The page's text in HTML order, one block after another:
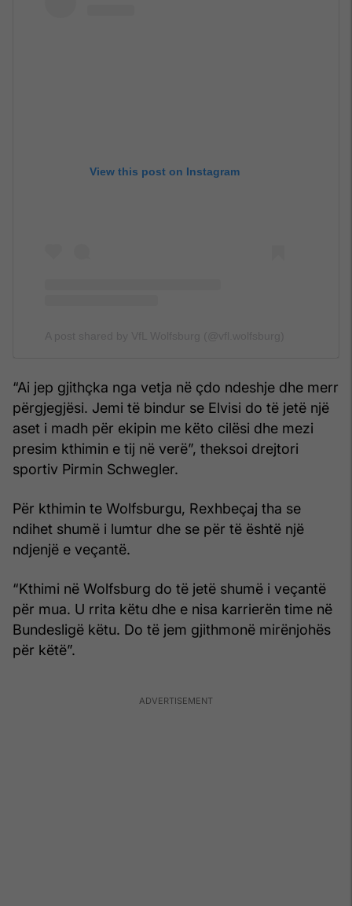
View this post on Instagram
“Ai jep gjithçka nga vetja në çdo ndeshje dhe merr
përgjegjësi. Jemi të bindur se Elvisi do të jetë një
aset i madh për ekipin me këto cilësi dhe mezi
presim kthimin e tij në verë”, theksoi drejtori
sportiv Pirmin Schwegler.
Për kthimin te Wolfsburgu, Rexhbeçaj tha se
ndihet shumë i lumtur dhe se për të është një
ndjenjë e veçantë.
“Kthimi në Wolfsburg do të jetë shumë i veçantë
për mua. U rrita këtu dhe e nisa karrierën time në
Bundesligë këtu. Do të jem gjithmonë mirënjohës
për këtë”.